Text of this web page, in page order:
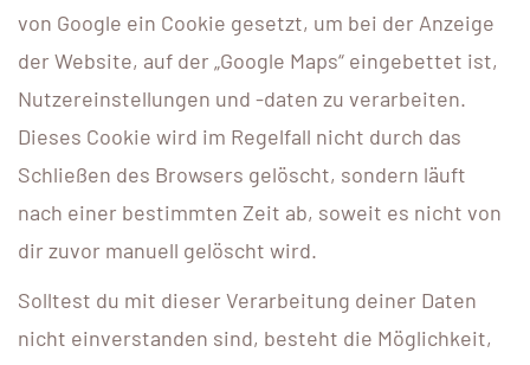
von Google ein Cookie gesetzt, um bei der Anzeige
der Website, auf der „Google Maps“ eingebettet ist,
Nutzereinstellungen und -daten zu verarbeiten.
Dieses Cookie wird im Regelfall nicht durch das
Schließen des Browsers gelöscht, sondern läuft
nach einer bestimmten Zeit ab, soweit es nicht von
dir zuvor manuell gelöscht wird.
Solltest du mit dieser Verarbeitung deiner Daten
nicht einverstanden sind, besteht die Möglichkeit,